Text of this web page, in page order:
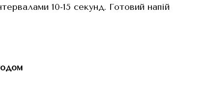
10-15 секунд. Готовий напій